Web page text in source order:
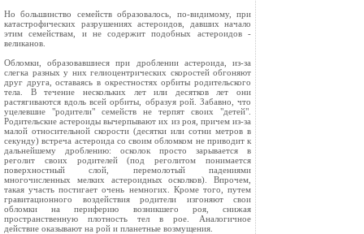
Но большинство семейств образовалось, по-видимому, при
катастрофических разрушениях астероидов, давших начало
этим семействам, и не содержит подобных астероидов -
великанов.
Обломки, образовавшиеся при дроблении астероида, из-за
слегка разных у них гелиоцентрических скоростей обгоняют
друг друга, оставаясь в окрестностях орбиты родительского
тела. В течение нескольких лет или десятков лет они
растягиваются вдоль всей орбиты, образуя рой. Забавно, что
уцелевшие "родители" семейств не терпят своих "детей".
Родительские астероиды вычерпывают их из роя, причем из-за
малой относительной скорости (десятки или сотни метров в
секунду) встреча астероида со своим обломком не приводит к
дальнейшему дроблению: осколок просто зарывается в
реголит своих родителей (под реголитом понимается
поверхностный слой, перемолотый падениями
многочисленных мелких астероидных осколков). Впрочем,
такая участь постигает очень немногих. Кроме того, путем
гравитационного воздействия родители изгоняют свои
обломки на периферию возникшего роя, снижая
пространственную плотность тел в рое. Аналогичное
действие оказывают на рой и планетные возмущения.